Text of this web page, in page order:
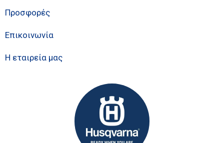
Προσφορές
Επικοινωνία
Η εταιρεία μας